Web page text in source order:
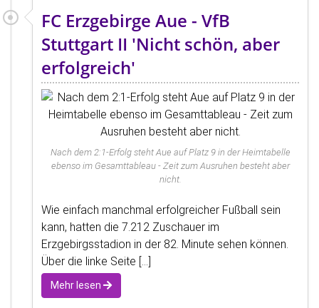
FC Erzgebirge Aue - VfB
Stuttgart II 'Nicht schön, aber
erfolgreich'
Nach dem 2:1-Erfolg steht Aue auf Platz 9 in der Heimtabelle
ebenso im Gesamttableau - Zeit zum Ausruhen besteht aber
nicht.
Wie einfach manchmal erfolgreicher Fußball sein
kann, hatten die 7.212 Zuschauer im
Erzgebirgsstadion in der 82. Minute sehen können.
Über die linke Seite [...]
Mehr lesen